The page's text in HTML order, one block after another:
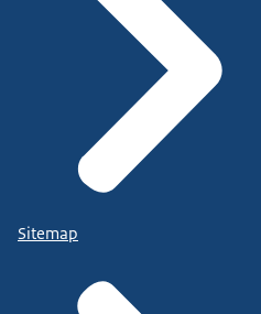
Sitemap